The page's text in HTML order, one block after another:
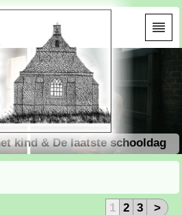
kind & De laatste schooldag
1 2 3 >